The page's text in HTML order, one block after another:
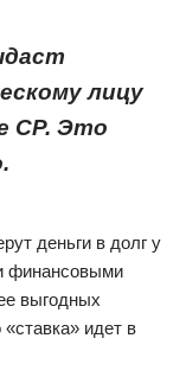
лицу
СР. Это
деньги в долг у
финансовыми
выгодных
идет в